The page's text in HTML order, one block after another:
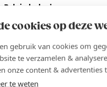
cookies op deze
gebruik van cookies om
te verzamelen &
onze content & advertenties
te weten
bodem
productieomgeving die na
en volgens
uitdagingen bij
22.00 uur